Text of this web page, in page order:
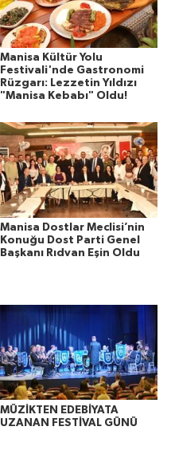
Manisa Kültür Yolu
Festivali'nde Gastronomi
Rüzgarı: Lezzetin Yıldızı
"Manisa Kebabı" Oldu!
Manisa Dostlar Meclisi’nin
Konuğu Dost Parti Genel
Başkanı Rıdvan Eşin Oldu
MÜZİKTEN EDEBİYATA
UZANAN FESTİVAL GÜNÜ